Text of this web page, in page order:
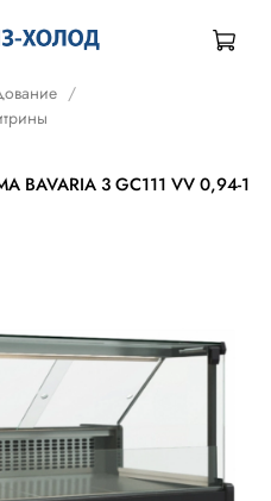
BAVARIA 3 GC111 VV 0,94-1